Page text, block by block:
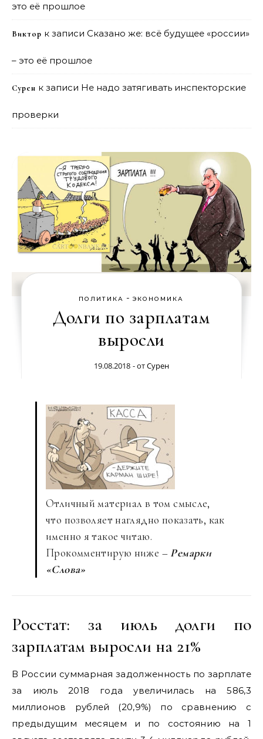
это её прошлое
Виктор к записи Сказано же: всё будущее «россии»
– это её прошлое
Сурен к записи Не надо затягивать инспекторские
проверки
ПОЛИТИКА - ЭКОНОМИКА
Долги по зарплатам
выросли
19.08.2018 - отСурен
Отличный материал в том смысле,
что позволяет наглядно показать, как
именно я такое читаю.
Прокомментирую ниже – Ремарки
«Слова»
Росстат: за июль долги по
зарплатам выросли на 21%
В России суммарная задолженность по зарплате
за июль 2018 года увеличилась на 586,3
миллионов рублей (20,9%) по сравнению с
предыдущим месяцем и по состоянию на 1